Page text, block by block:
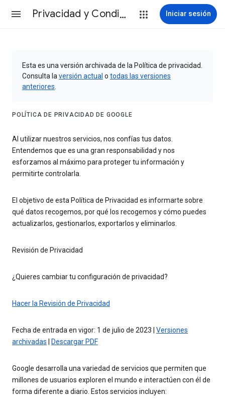
Privacidad y Condiciones Iniciar sesión
Esta es una versión archivada de la Política de privacidad.
Consulta la versión actual o todas las versiones
anteriores
POLÍTICA DE PRIVACIDAD DE GOOGLE
Al utilizar nuestros servicios, nos confías tus datos.
Entendemos que es una gran responsabilidad y nos
esforzamos al máximo para proteger tu información y
permitirte controlarla.
El objetivo de esta Política de Privacidad es informarte sobre
qué datos recogemos, por qué los recogemos y cómo puedes
actualizarlos, gestionarlos, exportarlos y eliminarlos.
Revisión de Privacidad
¿Quieres cambiar tu configuración de privacidad?
Hacer la Revisión de Privacidad
Fecha de entrada en vigor: 1 de julio de 2023 | Versiones
archivadas
Descargar PDF
Google desarrolla una variedad de servicios que permiten que
millones de usuarios exploren el mundo e interactúen con él de
forma diferente a diario. Estos servicios incluyen: